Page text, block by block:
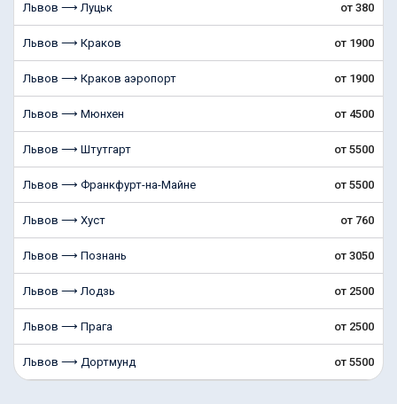
Львов ⟶ Луцьк от 380
Львов ⟶ Краков от 1900
Львов ⟶ Краков аэропорт от 1900
Львов ⟶ Мюнхен от 4500
Львов ⟶ Штутгарт от 5500
Львов ⟶ Франкфурт-на-Майне от 5500
Львов ⟶ Хуст от 760
Львов ⟶ Познань от 3050
Львов ⟶ Лодзь от 2500
Львов ⟶ Прага от 2500
Львов ⟶ Дортмунд от 5500